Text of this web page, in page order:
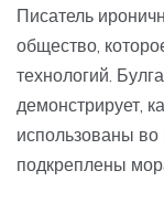
Писатель
общество,
технологий.
демонстрирует,
использованы во
подкреплены